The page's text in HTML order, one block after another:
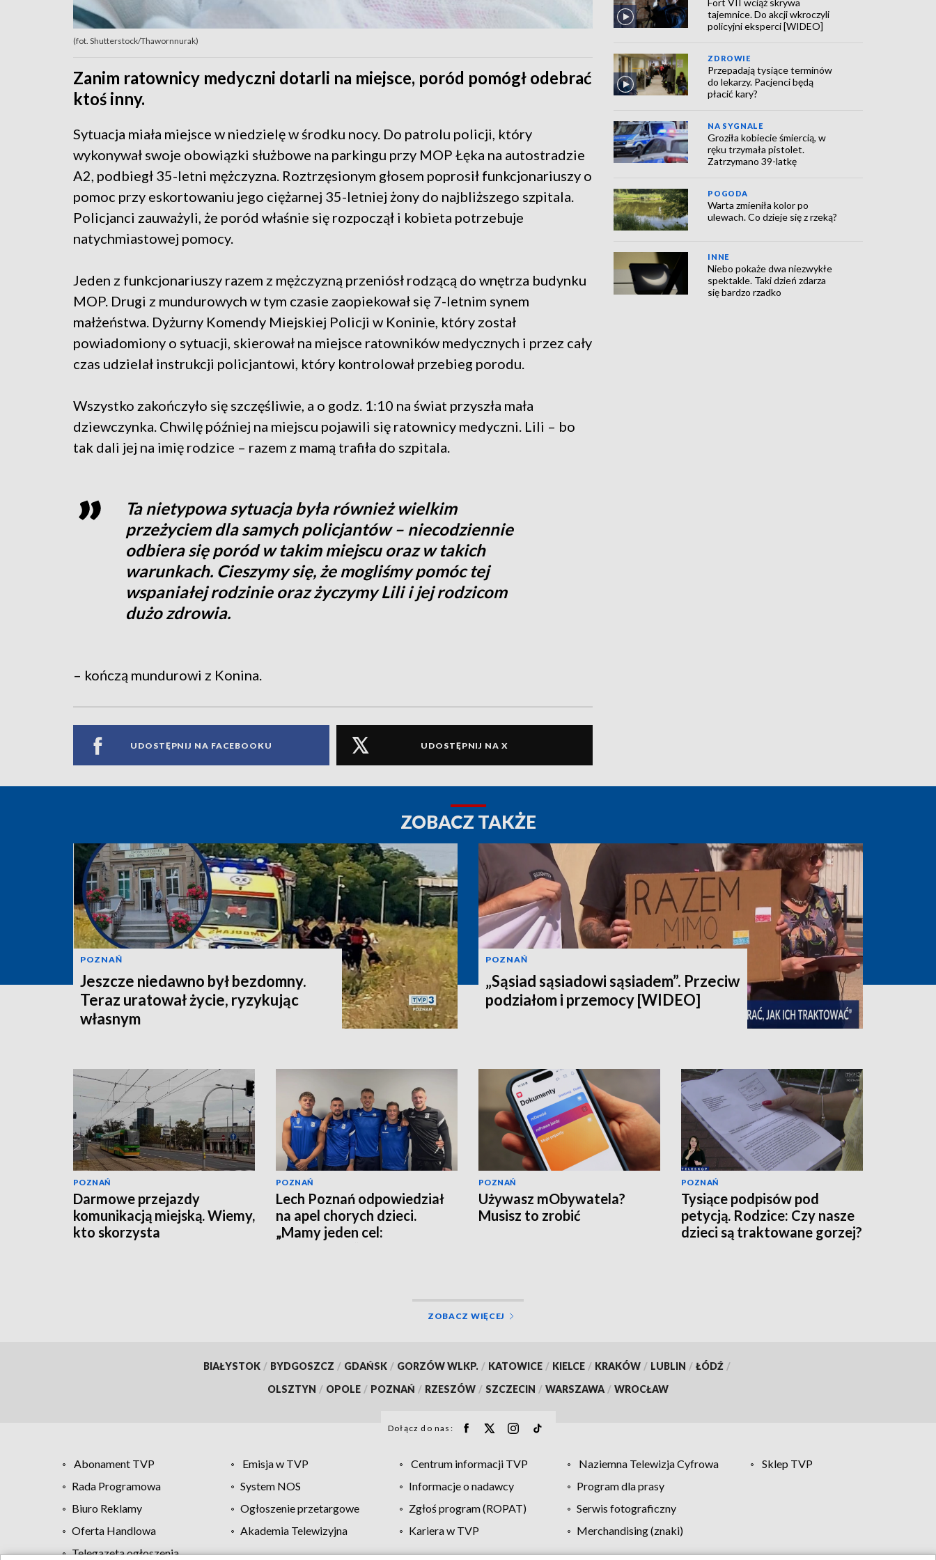
(fot. Shutterstock/Thawornnurak)
Zanim ratownicy medyczni dotarli na miejsce, poród pomógł odebrać
ktoś inny.
Sytuacja miała miejsce w niedzielę w środku nocy. Do patrolu policji, który
wykonywał swoje obowiązki służbowe na parkingu przy MOP Łęka na autostradzie
A2, podbiegł 35-letni mężczyzna. Roztrzęsionym głosem poprosił funkcjonariuszy o
pomoc przy eskortowaniu jego ciężarnej 35-letniej żony do najbliższego szpitala.
Policjanci zauważyli, że poród właśnie się rozpoczął i kobieta potrzebuje
natychmiastowej pomocy.
Jeden z funkcjonariuszy razem z mężczyzną przeniósł rodzącą do wnętrza budynku
MOP. Drugi z mundurowych w tym czasie zaopiekował się 7-letnim synem
małżeństwa. Dyżurny Komendy Miejskiej Policji w Koninie, który został
powiadomiony o sytuacji, skierował na miejsce ratowników medycznych i przez cały
czas udzielał instrukcji policjantowi, który kontrolował przebieg porodu.
Wszystko zakończyło się szczęśliwie, a o godz. 1:10 na świat przyszła mała
dziewczynka. Chwilę później na miejscu pojawili się ratownicy medyczni. Lili – bo
tak dali jej na imię rodzice – razem z mamą trafiła do szpitala.
Ta nietypowa sytuacja była również wielkim
przeżyciem dla samych policjantów – niecodziennie
odbiera się poród w takim miejscu oraz w takich
warunkach. Cieszymy się, że mogliśmy pomóc tej
wspaniałej rodzinie oraz życzymy Lili i jej rodzicom
dużo zdrowia.
– kończą mundurowi z Konina.
UDOSTĘPNIJ NA FACEBOOKU UDOSTĘPNIJ NA X
tajemnice. Do akcji wkroczyli
policyjni eksperci [WIDEO]
ZDROWIE
Przepadają tysiące terminów
do lekarzy. Pacjenci będą
płacić kary?
NA SYGNALE
Groziła kobiecie śmiercią, w
ręku trzymała pistolet.
Zatrzymano 39-latkę
POGODA
Warta zmieniła kolor po
ulewach. Co dzieje się z rzeką?
INNE
Niebo pokaże dwa niezwykłe
spektakle. Taki dzień zdarza
się bardzo rzadko
ZOBACZ TAKŻE
POZNAŃ
Jeszcze niedawno był bezdomny.
Teraz uratował życie, ryzykując
własnym
POZNAŃ
„Sąsiad sąsiadowi sąsiadem”. Przeciw
podziałom i przemocy [WIDEO]
POZNAŃ
Darmowe przejazdy
komunikacją miejską. Wiemy,
kto skorzysta
POZNAŃ
Lech Poznań odpowiedział
na apel chorych dzieci.
„Mamy jeden cel:
POZNAŃ
Używasz mObywatela?
Musisz to zrobić
POZNAŃ
Tysiące podpisów pod
petycją. Rodzice: Czy nasze
dzieci są traktowane gorzej?
ZOBACZ WIĘCEJ
BIAŁYSTOK / BYDGOSZCZ / GDAŃSK / GORZÓW WLKP. / KATOWICE / KIELCE / KRAKÓW / LUBLIN / ŁÓDŹ /
OLSZTYN / OPOLE / POZNAŃ / RZESZÓW / SZCZECIN / WARSZAWA / WROCŁAW
Dołącz do nas:
Abonament TVP Emisja w TVP Centrum informacji TVP Naziemna Telewizja Cyfrowa
Sklep TVP
Rada Programowa
System NOS Informacje o nadawcy
Program dla prasy
Biuro Reklamy
Ogłoszenie przetargowe Zgłoś program (ROPAT)
Serwis fotograficzny
Oferta Handlowa
Akademia Telewizyjna Kariera w TVP
Merchandising (znaki)
Telegazeta ogłoszenia